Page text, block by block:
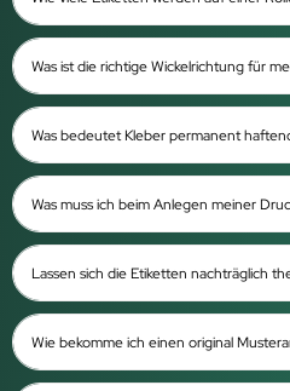
Was ist die richtige Wickelrichtung für
Was bedeutet Kleber permanent
Was muss ich beim Anlegen meiner
Lassen sich die Etiketten nachträglich
Wie bekomme ich einen original